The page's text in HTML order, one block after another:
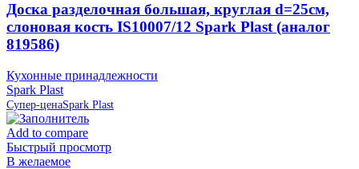
Доска разделочная большая, круглая d=25см,
слоновая кость IS10007/12 Spark Plast (аналог
819586)
Кухонные принадлежности
Spark Plast
Супер-ценаSpark Plast
Add to compare
Быстрый просмотр
В желаемое